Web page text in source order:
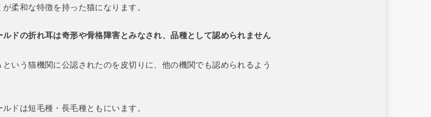
が柔和な特徴を持った猫になります。
ドの折れ耳は奇形や骨格障害とみなされ、品種として認められません
いう猫機関に公認されたのを皮切りに、他の機関でも認められるよう
ドは短毛種・長毛種ともにいます。